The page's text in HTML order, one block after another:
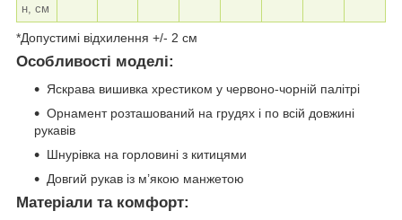
н, см
*Допустимі відхилення +/- 2 см
Особливості моделі:
Яскрава вишивка хрестиком у червоно-чорній палітрі
Орнамент розташований на грудях і по всій довжині
рукавів
Шнурівка на горловині з китицями
Довгий рукав із м’якою манжетою
Матеріали та комфорт: